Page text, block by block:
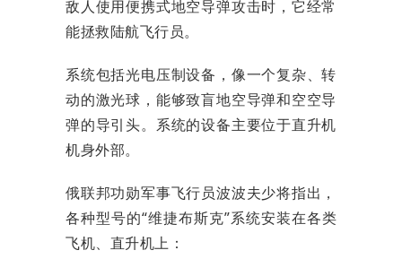
敌人使用便携式地空导弹攻击时，它经常
能拯救陆航飞行员。
系统包括光电压制设备，像一个复杂、转
动的激光球，能够致盲地空导弹和空空导
弹的导引头。系统的设备主要位于直升机
机身外部。
俄联邦功勋军事飞行员波波夫少将指出，
各种型号的“维捷布斯克”系统安装在各类
飞机、直升机上：